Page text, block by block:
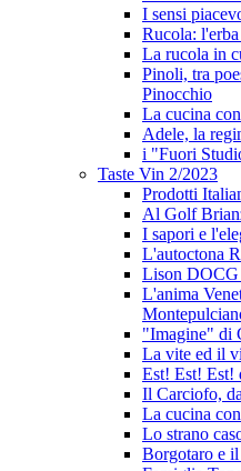
I sensi
Rucola:
La rucola in
Pinoli, tra
Pinocchio
La cucina
Adele, la
i "Fuori
Taste Vin 2/2023
Prodotti
Al Golf
I sapori e
L'autoctona
Lison DOCG
L'anima
"Imagine" di
La vite ed il
Est! Est! Est!
Il Carciofo,
La cucina
Lo strano
Borgotaro e